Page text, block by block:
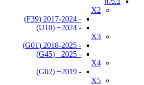
X2
- 2017-2024 (F39)
- 2024+ (U10)
X3
- 2018-2025 (G01)
- 2025+ (G45)
X4
- 2019+ (G02)
X5